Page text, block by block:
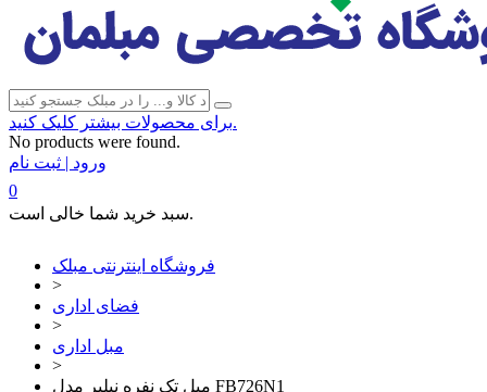
برای محصولات بیشتر کلیک کنید.
No products were found.
ورود | ثبت نام
0
سبد خرید شما خالی است.
فروشگاه اینترنتی مبلک
>
فضای اداری
>
مبل اداری
>
مبل تک نفره نیلپر مدل FB726N1